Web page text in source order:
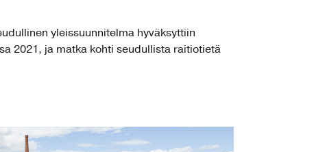
yleissuunnitelma hyväksyttiin
2021, ja matka kohti seudullista raitiotietä